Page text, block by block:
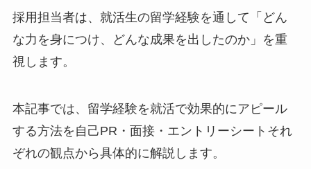
採用担当者は、就活生の留学経験を通して「どん
な力を身につけ、どんな成果を出したのか」を重
視します。
本記事では、留学経験を就活で効果的にアピール
する方法を自己PR・面接・エントリーシートそれ
ぞれの観点から具体的に解説します。